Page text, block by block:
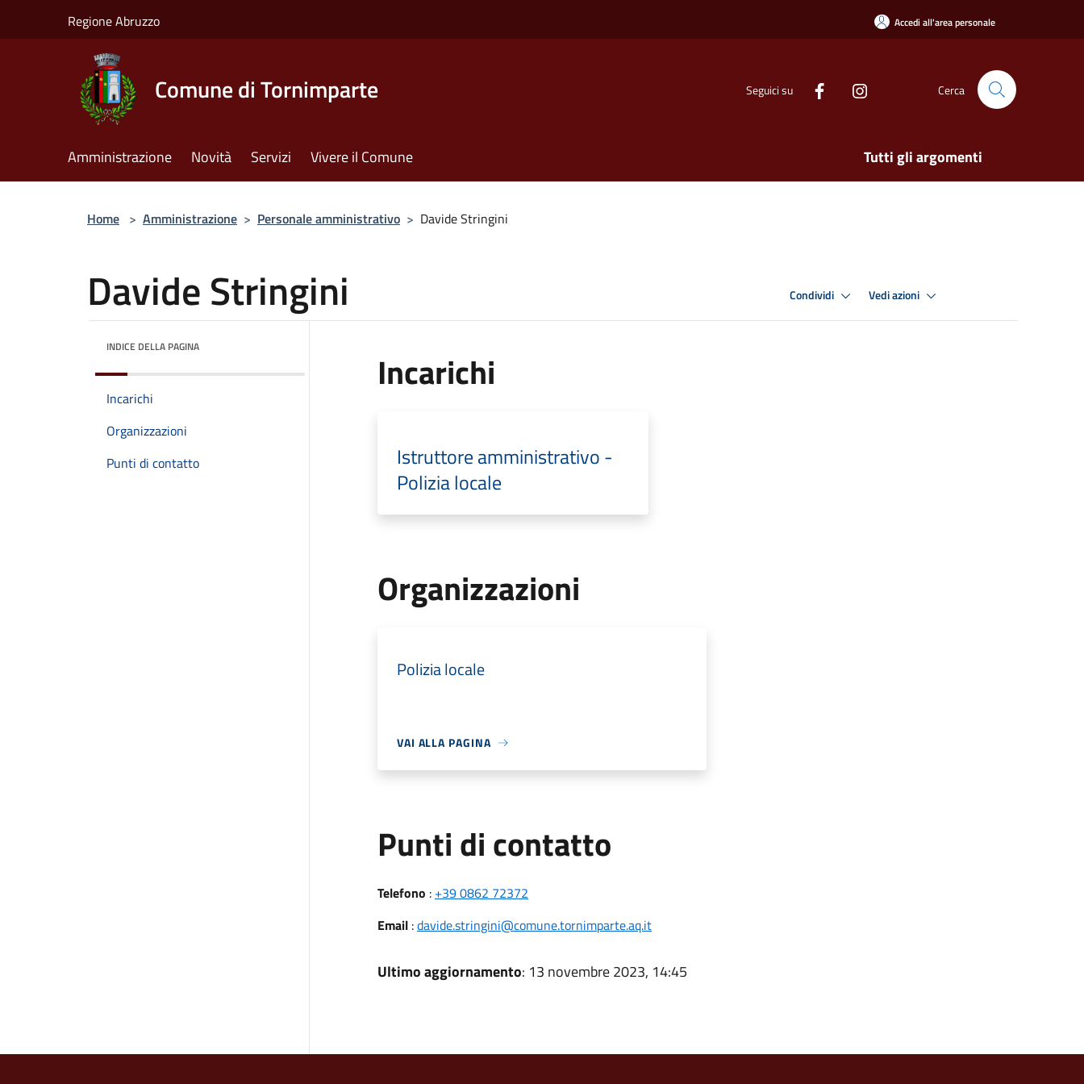
Regione Abruzzo Accedi all'area personale
Comune di Tornimparte Seguici su Cerca
Amministrazione Novità Servizi Vivere il Comune Tutti gli argomenti
Home > Amministrazione > Personale amministrativo > Davide Stringini
Davide Stringini Condividi Vedi azioni
INDICE DELLA PAGINA
Incarichi
Organizzazioni
Punti di contatto
Incarichi
Istruttore amministrativo -
Polizia locale
Organizzazioni
Polizia locale
VAI ALLA PAGINA
Punti di contatto
Telefono : +39 0862 72372
Email:davide.stringini@comune.tornimparte.aq.it
Ultimo aggiornamento: 13 novembre 2023, 14:45